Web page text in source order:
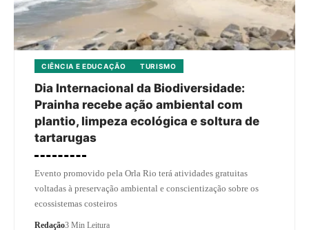
CIÊNCIA E EDUCAÇÃO TURISMO
Dia Internacional da Biodiversidade:
Prainha recebe ação ambiental com
plantio, limpeza ecológica e soltura de
tartarugas
Evento promovido pela Orla Rio terá atividades gratuitas
voltadas à preservação ambiental e conscientização sobre os
ecossistemas costeiros
Redação3 Min Leitura